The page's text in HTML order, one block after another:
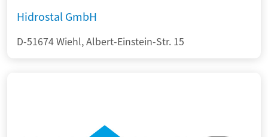
Hidrostal GmbH
D-51674 Wiehl, Albert-Einstein-Str. 15